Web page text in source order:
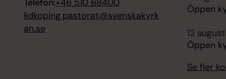
Telefon:+46 510 68400
lidkoping.pastorat@svenskakyrk
an.se
Öppen
12
Öppen
Se fler